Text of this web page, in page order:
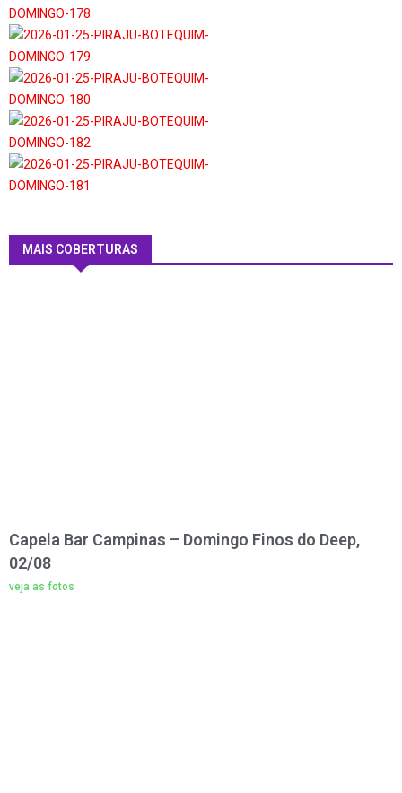
MAIS COBERTURAS
Capela Bar Campinas – Domingo Finos do Deep,
02/08
veja as fotos